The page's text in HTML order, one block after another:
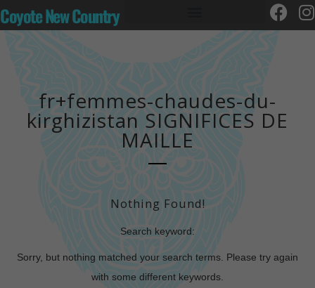
Coyote New Country
fr+femmes-chaudes-du-
kirghizistan SIGNIFICES DE
MAILLE
Nothing Found!
Search keyword:
Sorry, but nothing matched your search terms. Please try again
with some different keywords.